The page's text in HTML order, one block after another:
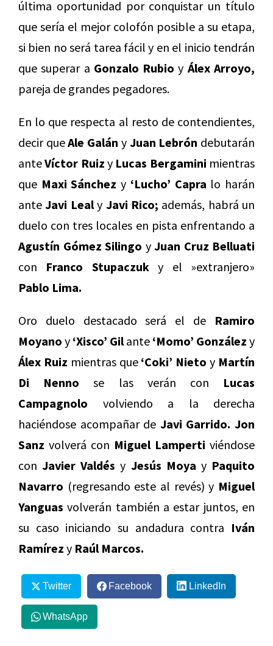
última oportunidad por conquistar un título
que sería el mejor colofón posible a su etapa,
si bien no será tarea fácil y en el inicio tendrán
que superar a Gonzalo Rubio y Álex Arroyo,
pareja de grandes pegadores.
En lo que respecta al resto de contendientes,
decir queAle Galán y Juan Lebrón debutarán
anteVíctor Ruiz y Lucas Bergamini mientras
que Maxi Sánchez y ‘Lucho’ Capra lo harán
anteJavi Lealy Javi Rico; además, habrá un
duelo con tres locales en pista enfrentando a
Agustín Gómez Silingo y Juan Cruz Belluati
con Franco Stupaczuky el »extranjero»
Pablo Lima.
Oro duelo destacado será el de Ramiro
Moyano y ‘Xisco’ Gilante ‘Momo’ González y
Álex Ruiz mientras que ‘Coki’ Nieto y Martín
Di Nenno se las verán con Lucas
Campagnolo volviendo a la derecha
haciéndose acompañar de Javi Garrido. Jon
Sanz volverá con Miguel Lamperti viéndose
conJavier Valdés y Jesús Moya y Paquito
Navarro (regresando este al revés) y Miguel
Yanguas volverán también a estar juntos, en
su caso iniciando su andadura contra Iván
Ramírez y Raúl Marcos.
Twitter Facebook LinkedIn
WhatsApp